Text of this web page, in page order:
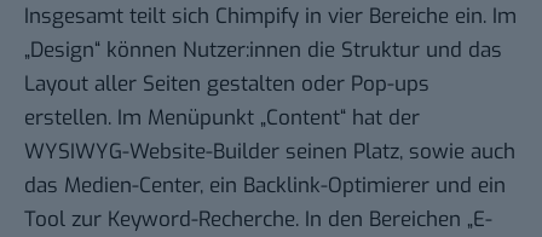
Insgesamt teilt sich Chimpify in vier Bereiche ein. Im
„Design“ können Nutzer:innen die Struktur und das
Layout aller Seiten gestalten oder Pop-ups
erstellen. Im Menüpunkt „Content“ hat der
WYSIWYG-Website-Builder seinen Platz, sowie auch
das Medien-Center, ein Backlink-Optimierer und ein
Tool zur Keyword-Recherche. In den Bereichen „E-